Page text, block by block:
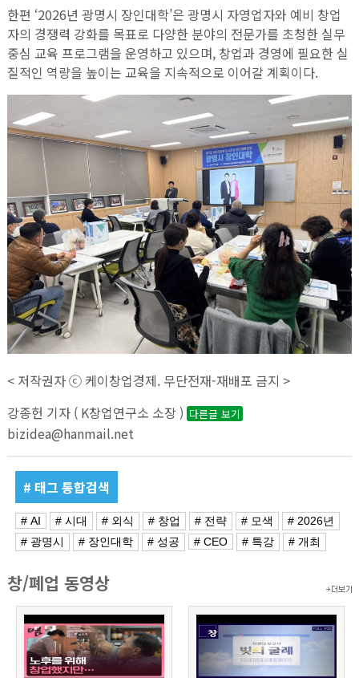
한편 ‘2026년 광명시 장인대학’은 광명시 자영업자와 예비 창업
자의 경쟁력 강화를 목표로 다양한 분야의 전문가를 초청한 실무
중심 교육 프로그램을 운영하고 있으며, 창업과 경영에 필요한 실
질적인 역량을 높이는 교육을 지속적으로 이어갈 계획이다.
< 저작권자 ⓒ 케이창업경제. 무단전재-재배포 금지 >
강종헌 기자 ( K창업연구소 소장 ) 다른글 보기
bizidea@hanmail.net
# 태그 통합검색
# AI # 시대 # 외식 # 창업 # 전략 # 모색
# 2026년
# 광명시
# 장인대학 # 성공 # CEO # 특강 # 개최
창/폐업 동영상